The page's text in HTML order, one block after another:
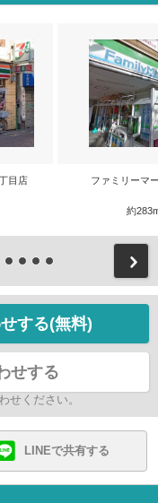
目店 ファミリーマ
約
する(無料)
せする
せください。
LINEで共有する